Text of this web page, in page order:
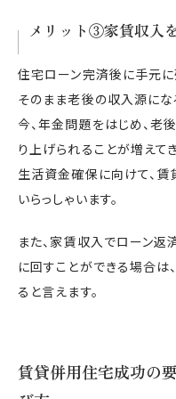
メリット③家賃収入
住宅ローン完済後に手元
そのまま老後の収入源にな
今、年金問題をはじめ、老
り上げられることが増えて
生活資金確保に向けて、
いらっしゃいます。
また、家賃収入でローン返
に回すことができる場合
ると言えます。
賃貸併用住宅成功の